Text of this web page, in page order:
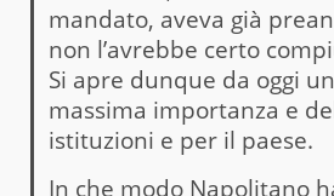
mandato, aveva già
non l’avrebbe certo
Si apre dunque da oggi
massima importanza e
istituzioni e per il paese.
In che modo Napolitano